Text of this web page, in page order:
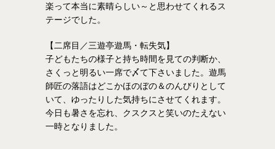
楽って本当に素晴らしい～と思わせてくれるス
テージでした。
【二席目／三遊亭遊馬・転失気】
子どもたちの様子と持ち時間を見ての判断か、
さくっと明るい一席で〆て下さいました。遊馬
師匠の落語はどこかほのぼの＆のんびりとして
いて、ゆったりした気持ちにさせてくれます。
今日も暑さを忘れ、クスクスと笑いのたえない
一時となりました。